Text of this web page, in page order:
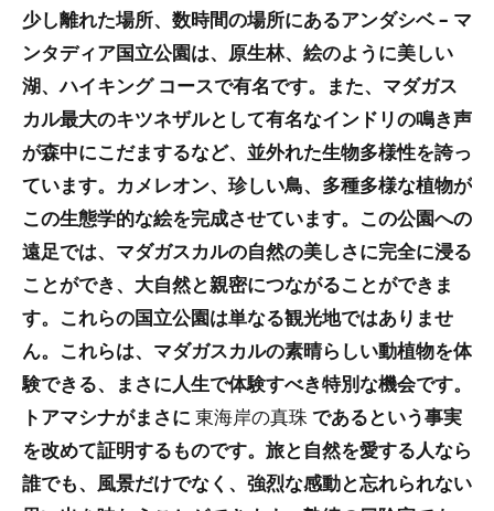
少し離れた場所、数時間の場所にあるアンダシベ – マ
ンタディア国立公園は、原生林、絵のように美しい
湖、ハイキング コースで有名です。また、マダガス
カル最大のキツネザルとして有名なインドリの鳴き声
が森中にこだまするなど、並外れた生物多様性を誇っ
ています。カメレオン、珍しい鳥、多種多様な植物が
この生態学的な絵を完成させています。この公園への
遠足では、マダガスカルの自然の美しさに完全に浸る
ことができ、大自然と親密につながることができま
す。これらの国立公園は単なる観光地ではありませ
ん。これらは、マダガスカルの素晴らしい動植物を体
験できる、まさに人生で体験すべき特別な機会です。
トアマシナがまさに 東海岸の真珠 であるという事実
を改めて証明するものです。旅と自然を愛する人なら
誰でも、風景だけでなく、強烈な感動と忘れられない